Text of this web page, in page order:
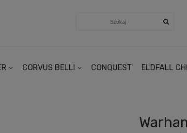
CORVUS BELLI CONQUEST ELDFALL